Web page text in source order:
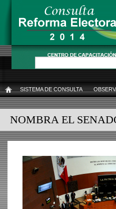
contenido
SISTEMA DE CONSULTA
NOMBRA EL